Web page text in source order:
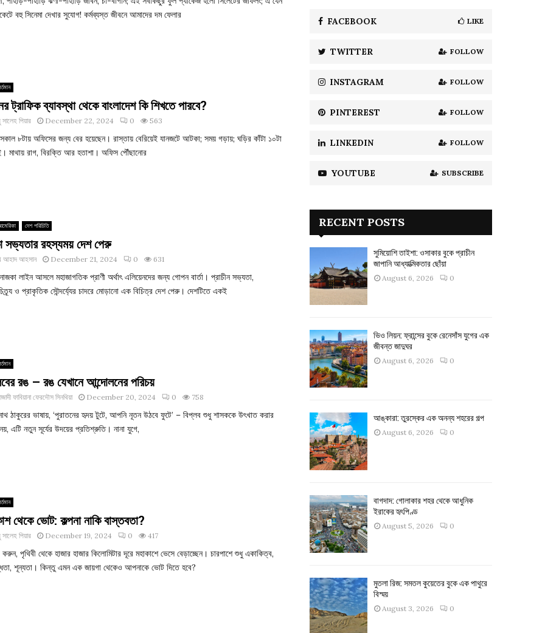
বহু সিনেমা দেখার সুযোগ! কর্মব্যস্ত জীবনে আমাদের দম ফেলার
ট্রাফিক ব্যাবস্থা থেকে বাংলাদেশ কি শিখতে পারবে?
পিয়ার December 22, 2024 0 563
৮টায় অফিসের জন্য বের হয়েছেন। রাস্তায় বেরিয়েই যানজটে আটকা; সময় গড়ায়; ঘড়ির কাঁটা ১০টা
মাথায় রাগ, বিরক্তি আর হতাশা। অফিস পৌঁছানোর
দেশ পরিচিতি
সভ্যতার রহস্যময় দেশ পেরু
আহাদ আহসান December 21, 2024 0 631
লাইন আসলে মহাজাগতিক প্রাণী অর্থাৎ এলিয়েনদের জন্য গোপন বার্তা। প্রাচীন সভ্যতা,
ও প্রাকৃতিক সৌন্দর্য্যের চাদরে মোড়ানো এক বিচিত্র দেশ পেরু। দেশটিতে একই
রঙ – রঙ যেখানে আন্দোলনের পরিচয়
ফাবিয়ানা ফেরদৌস সিনথিয়া December 20, 2024 0 758
ঠাকুরের ভাষায়, ‘পুরাতনের হৃদয় টুটে, আপনি নূতন উঠবে ফুটে’ – বিপ্লব শুধু শাসককে উৎখাত করার
এটি নতুন সূর্যের উদয়ের প্রতিশ্রুতি। নানা যুগে,
থেকে ভোট: কল্পনা নাকি বাস্তবতা?
পিয়ার December 19, 2024 0 417
করুন, পৃথিবী থেকে হাজার হাজার কিলোমিটার দূরে মহাকাশে ভেসে বেড়াচ্ছেন। চারপাশে শুধু একাকিত্ব,
শূন্যতা। কিন্তু এমন এক জায়গা থেকেও আপনাকে ভোট দিতে হবে?
C
H
FACEBOOK LIKE
TWITTER FOLLOW
INSTAGRAM FOLLOW
PINTEREST FOLLOW
LINKEDIN FOLLOW
YOUTUBE SUBSCRIBE
RECENT POSTS
সুমিয়োশি তাইশা: ওসাকার বুকে প্রাচীন
জাপানি আধ্যাত্মিকতার ছোঁয়া
August 6, 2026 0
ভিও লিয়ন: ফ্রান্সের বুকে রেনেসাঁস যুগের এক
জীবন্ত জাদুঘর
August 6, 2026 0
আঙ্কারা: তুরস্কের এক অনন্য শহরের গল্প
August 6, 2026 0
বাগদাদ: গোলাকার শহর থেকে আধুনিক
ইরাকের হৃৎপিণ্ড
August 5, 2026 0
মুতলা রিজ: সমতল কুয়েতের বুকে এক পাথুরে
বিস্ময়
August 3, 2026 0